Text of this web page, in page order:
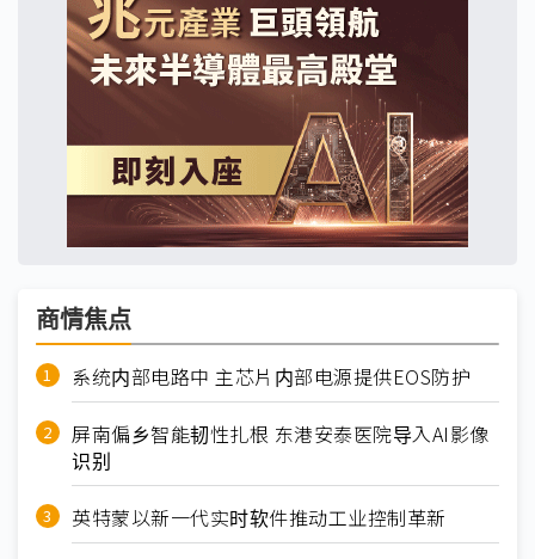
商情焦点
系统内部电路中 主芯片内部电源提供EOS防护
屏南偏乡智能韧性扎根 东港安泰医院导入AI影像
识别
英特蒙以新一代实时软件推动工业控制革新